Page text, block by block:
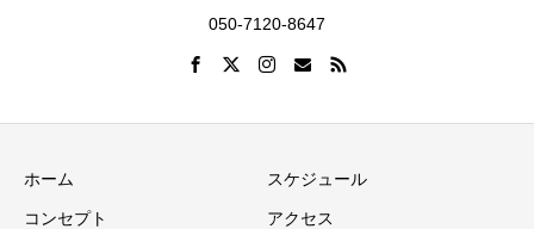
050-7120-8647
ホーム スケジュール
コンセプト アクセス